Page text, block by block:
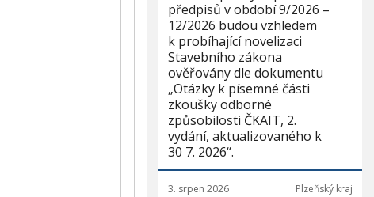
předpisů v období 9/2026 –
12/2026 budou vzhledem
k probíhající novelizaci
Stavebního zákona
ověřovány dle dokumentu
„Otázky k písemné části
zkoušky odborné
způsobilosti ČKAIT, 2.
vydání, aktualizovaného k
30 7. 2026“.
3. srpen 2026 Plzeňský kraj